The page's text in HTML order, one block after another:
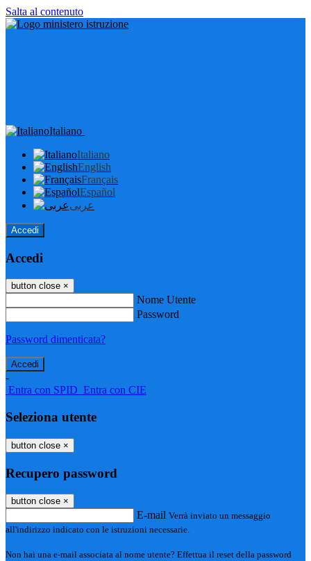
Salta al contenuto
Italiano
Italiano
English
Français
Español
عربى
Accedi
Accedi
button close ×
Nome Utente
Password
Password dimenticata?
-
Entra con SPID Entra con CIE
Seleziona utente
button close ×
Recupero password
button close ×
E-mail Verrà inviato un messaggio
all'indirizzo indicato con le istruzioni necessarie.
Non hai una e-mail associata al nome utente? Effettua il reset della password